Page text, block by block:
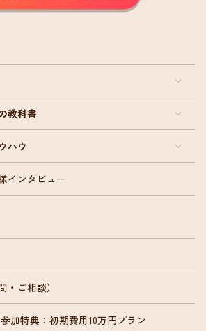
教科書
ハウ
インタビュー
・ご相談）
加特典：初期費用10万円プラン